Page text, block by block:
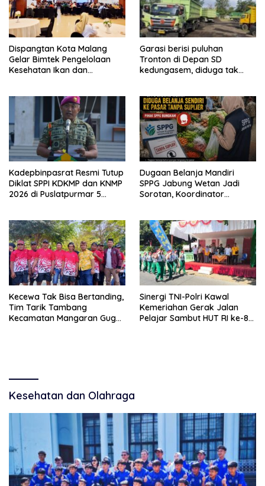
Dispangtan Kota Malang
Gelar Bimtek Pengelolaan
Kesehatan Ikan dan
Garasi berisi puluhan
Tronton di Depan SD
kedungasem, diduga tak
Kadepbinpasrat Resmi Tutup
Diklat SPPI KDKMP dan KNMP
2026 di Puslatpurmar 5
Dugaan Belanja Mandiri
SPPG Jabung Wetan Jadi
Sorotan, Koordinator
Kecewa Tak Bisa Bertanding,
Tim Tarik Tambang
Kecamatan Mangaran Gugur
Sinergi TNI-Polri Kawal
Kemeriahan Gerak Jalan
Pelajar Sambut HUT RI ke-81
Kesehatan dan Olahraga